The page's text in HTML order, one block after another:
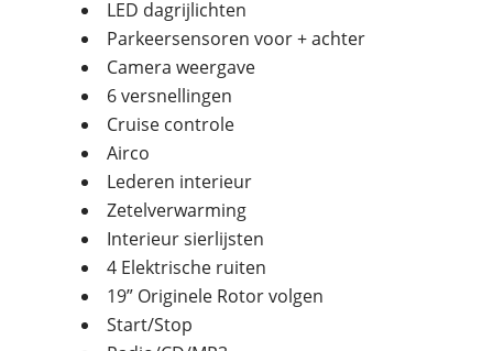
LED dagrijlichten
Parkeersensoren voor + achter
Camera weergave
6 versnellingen
Cruise controle
Airco
Lederen interieur
Zetelverwarming
Interieur sierlijsten
4 Elektrische ruiten
19” Originele Rotor volgen
Start/Stop